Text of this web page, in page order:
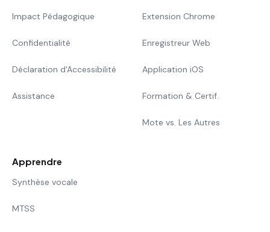
Impact Pédagogique
Confidentialité
Déclaration d'Accessibilité
Assistance
Extension Chrome
Enregistreur Web
Application iOS
Formation & Certif.
Mote vs. Les Autres
Apprendre
Synthèse vocale
MTSS